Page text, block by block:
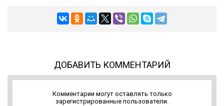
ДОБАВИТЬ КОММЕНТАРИЙ
Комментарии могут оставлять только
зарегистрированные пользователи.